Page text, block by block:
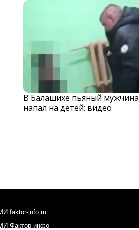
В Балашихе пьяный мужчина
напал на детей: видео
faktor-info.ru
Фактор-инфо